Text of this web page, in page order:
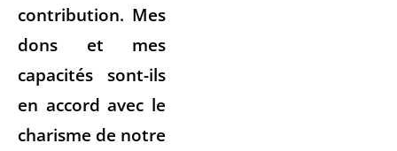
contribution. Mes
dons et mes
capacités sont-ils
en accord avec le
charisme de notre